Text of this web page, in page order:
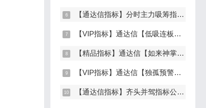
【通达信指标】分时主力吸筹指标公式，分时量中显主力（分时副图）
【VIP指标】通达信【低吸连板前】指标，主图、副图、选股，埋伏连板前的节点，信号不漂移，手机电脑通达信通用
【精品指标】通达信【如来神掌】指标，副图、选股，有筹码进场，堪称金钻，仅限电脑通达信使用
【VIP指标】通达信【独孤预警】指标，副图、选股，码力金矿独创趋势企稳预警，无未来函数，手机电脑通达信通用
【通达信指标】齐头并驾指标公式，调整后的主力动作（副图+选股）